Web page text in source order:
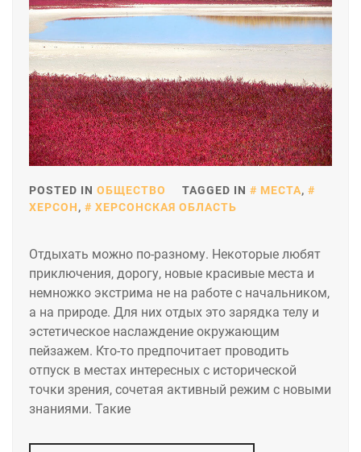
POSTED IN ОБЩЕСТВО TAGGED IN МЕСТА,
ХЕРСОН, ХЕРСОНСКАЯ ОБЛАСТЬ
Отдыхать можно по-разному. Некоторые любят
приключения, дорогу, новые красивые места и
немножко экстрима не на работе с начальником,
а на природе. Для них отдых это зарядка телу и
эстетическое наслаждение окружающим
пейзажем. Кто-то предпочитает проводить
отпуск в местах интересных с исторической
точки зрения, сочетая активный режим с новыми
знаниями. Такие